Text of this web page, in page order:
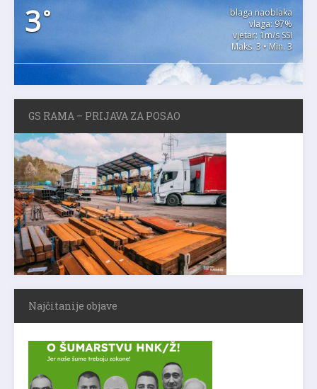
3°
blaga naoblaka
vlaga: 97%
vjetar: 1m/s SSI
Maks. 3 • Min. 3
GS RAMA – PRIJAVA ZA POSAO
Najčitanije objave